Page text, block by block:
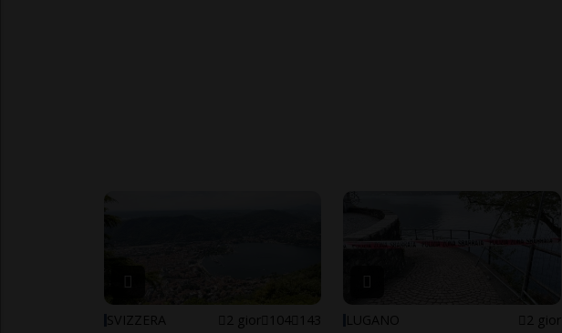
SVIZZERA 2 gior 104 143 LUGANO 2 gior